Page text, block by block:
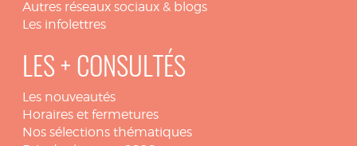
Autres réseaux sociaux & blogs
Les infolettres
LES + CONSULTÉS
Les nouveautés
Horaires et fermetures
Nos sélections thématiques